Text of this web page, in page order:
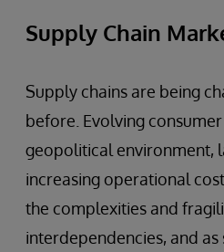
Supply Chain
Supply chains are being
before. Evolving
geopolitical environment,
increasing operational
the complexities and
interdependencies, and